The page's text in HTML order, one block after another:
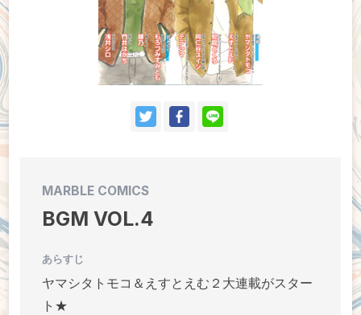
持ち込み・作品投稿
作家さんへのプレゼント品
ドラマCD
MARBLE COMICS
BGM VOL.4
あらすじ
ヤマシタトモコ＆えすとえむ２大連載がスター
ト★